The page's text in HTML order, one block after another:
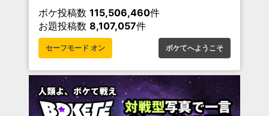
ボケ投稿数 115,506,460件
お題投稿数 8,107,057件
セーフモード オン ボケてへようこそ